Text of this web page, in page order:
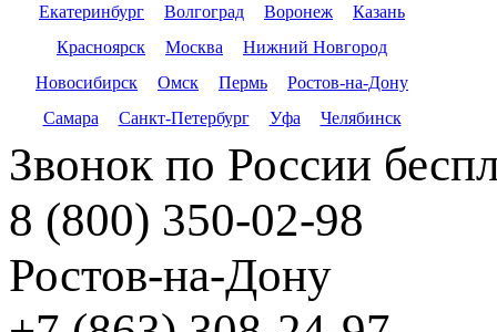
Екатеринбург Волгоград Воронеж
Казань
Красноярск
Москва
Нижний Новгород
Новосибирск
Омск Пермь
Ростов-на-Дону
Самара
Санкт-Петербург Уфа Челябинск
Звонок по России
8 (800) 350-02-98
Ростов-на-Дону